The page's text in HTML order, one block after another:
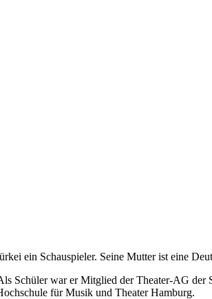
ein Schauspieler. Seine Mutter ist eine
Schüler war er Mitglied der Theater-AG der
für Musik und Theater Hamburg.